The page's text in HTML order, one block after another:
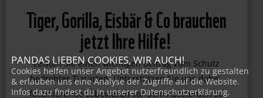
Tiger, Gorilla, Eisbär & Co brauchen
jetzt Ihre Hilfe!
Leisten Sie einen wichtigen Beitrag zum Schutz
PANDAS LIEBEN COOKIES, WIR AUCH!
Cookies helfen unser Angebot nutzerfreundlich zu gestalten
& erlauben uns eine Analyse der Zugriffe auf die Website.
Infos dazu findest du in unserer Datenschutzerklärung.